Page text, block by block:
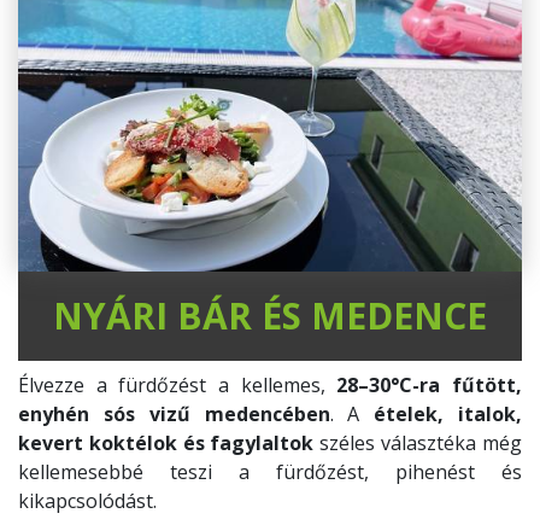
NYÁRI BÁR ÉS MEDENCE
Élvezze a fürdőzést a kellemes, 28–30°C-ra fűtött,
enyhén sós vizű medencében. A ételek, italok,
kevert koktélok és fagylaltok széles választéka még
kellemesebbé teszi a fürdőzést, pihenést és
kikapcsolódást.